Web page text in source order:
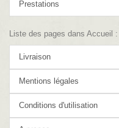
Prestations
Liste des pages dans Accueil :
Livraison
Mentions légales
Conditions d'utilisation